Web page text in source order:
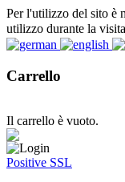
Per l'utilizzo del sito è
utilizzo durante la
Carrello
Il carrello è vuoto.
Positive SSL